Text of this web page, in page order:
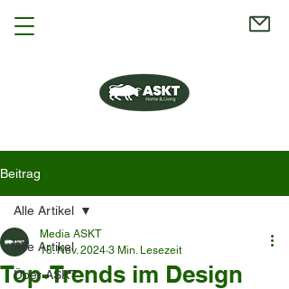
Beitrag
Alle Artikel
Über ASKT
Alle Artikel
Top-Trends im Design
Media ASKT
18. Nov. 2024 3 Min. Lesezeit